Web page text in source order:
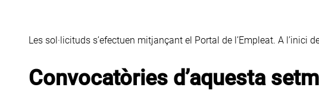
Les sol·licituds s’efectuen mitjançant el Portal de l’Empleat. A l’inici
Convocatòries d’aquesta